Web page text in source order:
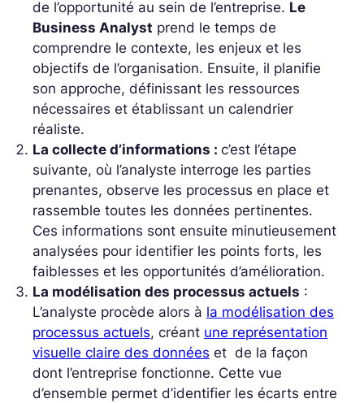
de l’opportunité au sein de l’entreprise. Le
Business Analyst prend le temps de
comprendre le contexte, les enjeux et les
objectifs de l’organisation. Ensuite, il planifie
son approche, définissant les ressources
nécessaires et établissant un calendrier
réaliste.
La collecte d’informations : c’est l’étape
suivante, où l’analyste interroge les parties
prenantes, observe les processus en place et
rassemble toutes les données pertinentes.
Ces informations sont ensuite minutieusement
analysées pour identifier les points forts, les
faiblesses et les opportunités d’amélioration.
La modélisation des processus actuels :
L’analyste procède alors à la modélisation des
processus actuels, créant une représentation
visuelle claire des données et de la façon
dont l’entreprise fonctionne. Cette vue
d’ensemble permet d’identifier les écarts entre